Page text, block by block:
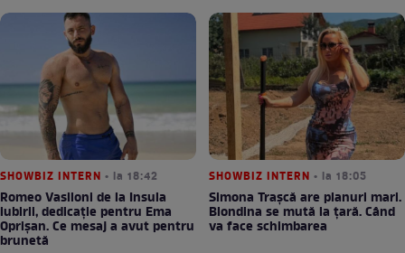
SHOWBIZ INTERN • la 18:42
Romeo Vasiloni de la Insula
iubirii, dedicație pentru Ema
Oprișan. Ce mesaj a avut pentru
brunetă
SHOWBIZ INTERN • la 18:05
Simona Trașcă are planuri mari.
Blondina se mută la țară. Când
va face schimbarea